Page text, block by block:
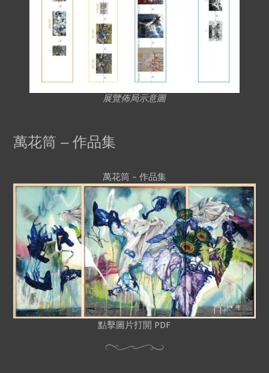
展覽佈局示意圖
萬花筒 – 作品集
萬花筒 – 作品集
點擊圖片打開 PDF